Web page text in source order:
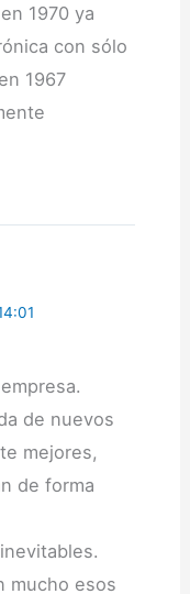
1970 ya
con sólo
1967
de nuevos
mejores,
de forma
mucho esos